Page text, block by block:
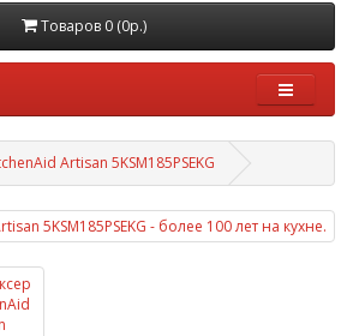
Товаров 0 (0р.)
Artisan 5KSM185PSEKG